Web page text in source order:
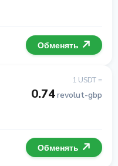
Обменять
1 USDT =
0.74revolut-gbp
Обменять